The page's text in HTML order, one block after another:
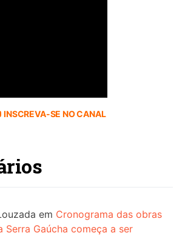
INSCREVA-SE NO CANAL
em Cronograma das obras
Gaúcha começa a ser